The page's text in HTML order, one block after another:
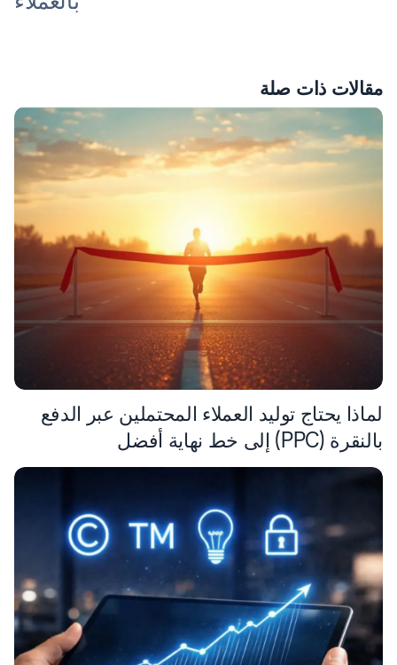
مقالات ذات صلة
لماذا يحتاج توليد العملاء المحتملين عبر الدفع
بالنقرة (PPC) إلى خط نهاية أفضل